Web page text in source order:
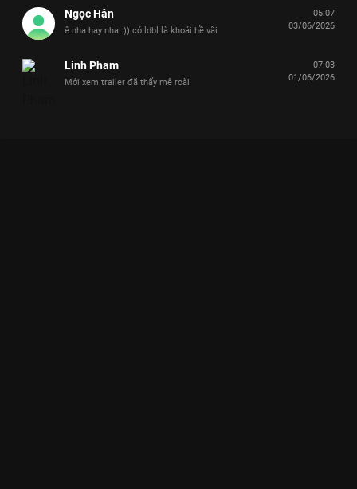
Ngọc Hân
ê nha hay nha :)) có ldbl là khoái hề vãi
05:07
03/06/2026
Linh Pham
Mới xem trailer đã thấy mê roài
07:03
01/06/2026